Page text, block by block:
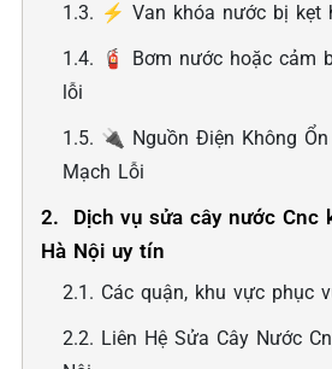
1.3. ⚡ Van khóa nước bị kẹt
1.4. 🧯 Bơm nước hoặc cảm
lỗi
1.5. 🔌 Nguồn Điện Không
Mạch Lỗi
2. ️ Dịch vụ sửa cây nước Cnc
Hà Nội uy tín
2.1. Các quận, khu vực phục
2.2. Liên Hệ Sửa Cây Nước